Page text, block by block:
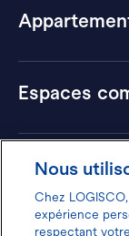
Espaces
Hôtels
Nous
Chez
expérience
respectant